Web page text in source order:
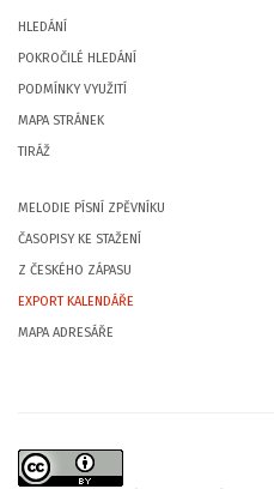
HLEDÁNÍ
POKROČILÉ HLEDÁNÍ
PODMÍNKY VYUŽITÍ
MAPA STRÁNEK
TIRÁŽ
MELODIE PÍSNÍ ZPĚVNÍKU
ČASOPISY KE STAŽENÍ
Z ČESKÉHO ZÁPASU
EXPORT KALENDÁŘE
MAPA ADRESÁŘE